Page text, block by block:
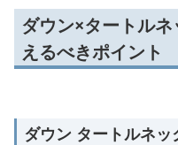
ダウン×タートル
えるべきポイント
ダウン タートルネ